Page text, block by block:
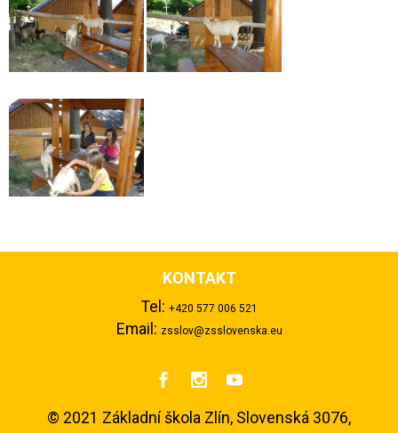
KONTAKT
Tel: +420 577 006 521
Email: zsslov@zsslovenska.eu
  
© 2021 Základní škola Zlín, Slovenská 3076,